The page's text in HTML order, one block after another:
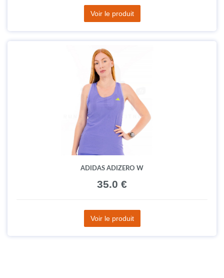
Voir le produit
ADIDAS ADIZERO W
35.0 €
Voir le produit